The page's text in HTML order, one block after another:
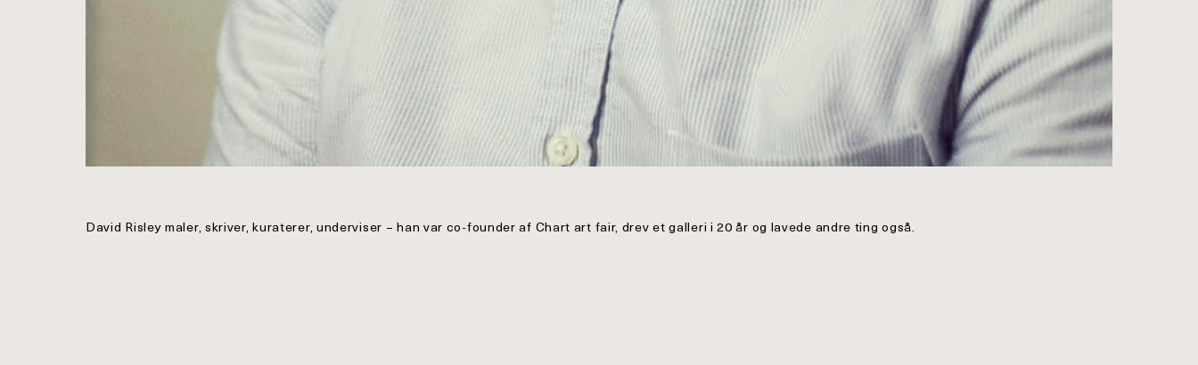
David Risley maler, skriver, kuraterer, underviser – han var co-founder af Chart art fair, drev et galleri i 20 år og lavede andre ting også.